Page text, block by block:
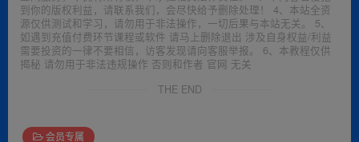
到你的版权利益，请联系我们，会尽快给予删除处理！ 4、本站全资
源仅供测试和学习，请勿用于非法操作，一切后果与本站无关。 5、
如遇到充值付费环节课程或软件 请马上删除退出 涉及自身权益/利益
需要投资的一律不要相信，访客发现请向客服举报。 6、本教程仅供
揭秘 请勿用于非法违规操作 否则和作者 官网 无关
THE END
会员专属